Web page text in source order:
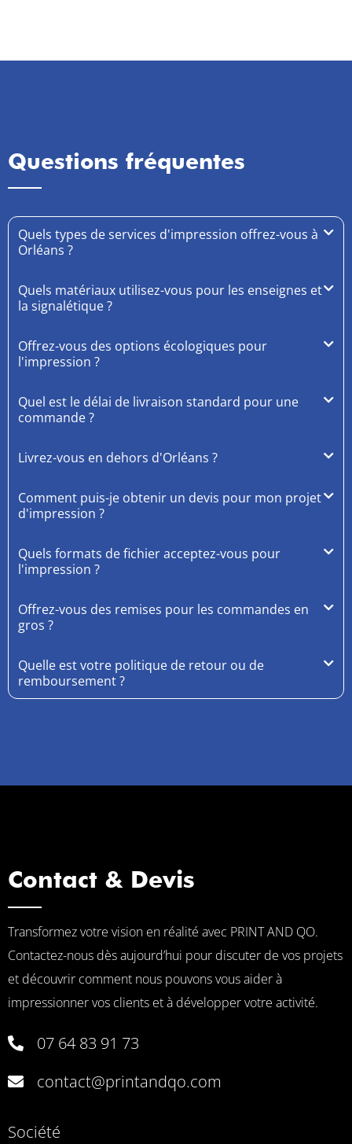
Questions fréquentes
Quels types de services d'impression offrez-vous à
Orléans ?
Quels matériaux utilisez-vous pour les enseignes et
la signalétique ?
Offrez-vous des options écologiques pour
l'impression ?
Quel est le délai de livraison standard pour une
commande ?
Livrez-vous en dehors d'Orléans ?
Comment puis-je obtenir un devis pour mon projet
d'impression ?
Quels formats de fichier acceptez-vous pour
l'impression ?
Offrez-vous des remises pour les commandes en
gros ?
Quelle est votre politique de retour ou de
remboursement ?
Contact & Devis
Transformez votre vision en réalité avec PRINT AND QO.
Contactez-nous dès aujourd’hui pour discuter de vos projets
et découvrir comment nous pouvons vous aider à
impressionner vos clients et à développer votre activité.
07 64 83 91 73
contact@printandqo.com
Société